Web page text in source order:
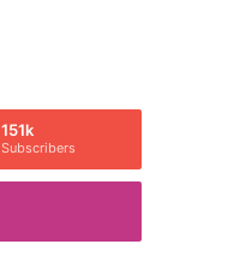
151k
Subscribers